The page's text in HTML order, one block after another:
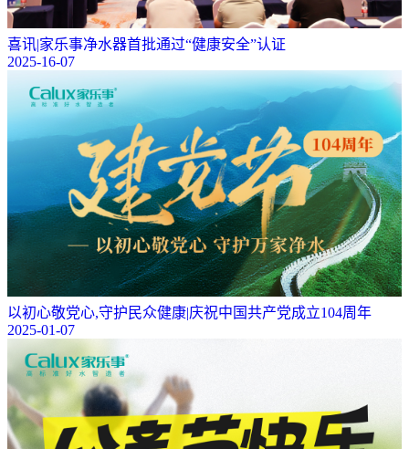
喜讯|家乐事净水器首批通过“健康安全”认证
2025-16-07
以初心敬党心,守护民众健康|庆祝中国共产党成立104周年
2025-01-07